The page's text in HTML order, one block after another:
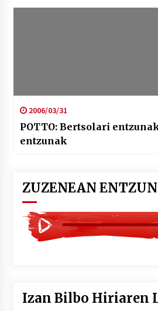
2006/03/31
POTTO: Bertsolari
entzunak
ZUZENEAN ENTZUN
Izan Bilbo Hiriaren